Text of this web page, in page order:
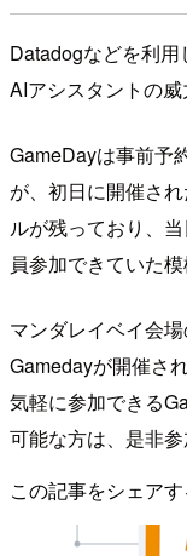
Datadogなどを利
AIアシスタントの威
GameDayは事前予
が、初日に開催さ
ルが残っており、
員参加できていた模
マンダレイベイ会
Gamedayが開催さ
気軽に参加できる
可能な方は、是非参
この記事をシェアす